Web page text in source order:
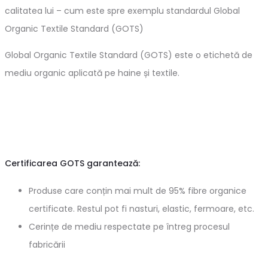
calitatea lui – cum este spre exemplu standardul Global
Organic Textile Standard (GOTS)
Global Organic Textile Standard (GOTS) este o etichetă de
mediu organic aplicată pe haine și textile.
Certificarea GOTS garantează:
Produse care conțin mai mult de 95% fibre organice
certificate. Restul pot fi nasturi, elastic, fermoare, etc.
Cerințe de mediu respectate pe întreg procesul
fabricării